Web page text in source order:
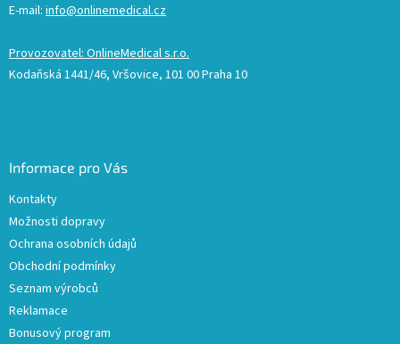
E-mail: info@onlinemedical.cz
Provozovatel: OnlineMedical s.r.o.
Kodaňská 1441/46, Vršovice, 101 00 Praha 10
Informace pro Vás
Kontakty
Možnosti dopravy
Ochrana osobních údajů
Obchodní podmínky
Seznam výrobců
Reklamace
Bonusový program